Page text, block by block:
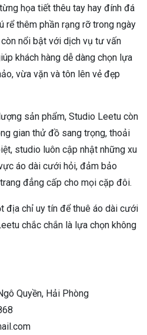
họa tiết thêu tay hay đính đá
rể thêm phần rạng rỡ trong ngày
nổi bật với dịch vụ tư vấn
khách hàng dễ dàng chọn lựa
vừa vặn và tôn lên vẻ đẹp
sản phẩm, Studio Leetu còn
gian thử đồ sang trọng, thoải
studio luôn cập nhật những xu
áo dài cưới hỏi, đảm bảo
đẳng cấp cho mọi cặp đôi.
địa chỉ uy tín để thuê áo dài cưới
chắc chắn là lựa chọn không
Quyền, Hải Phòng